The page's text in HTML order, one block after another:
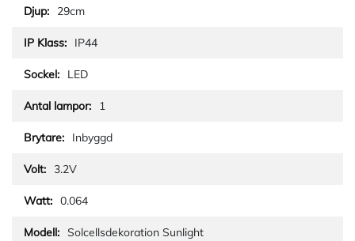
29cm
IP44
LED
1
Inbyggd
3.2V
0.064
Solcellsdekoration Sunlight